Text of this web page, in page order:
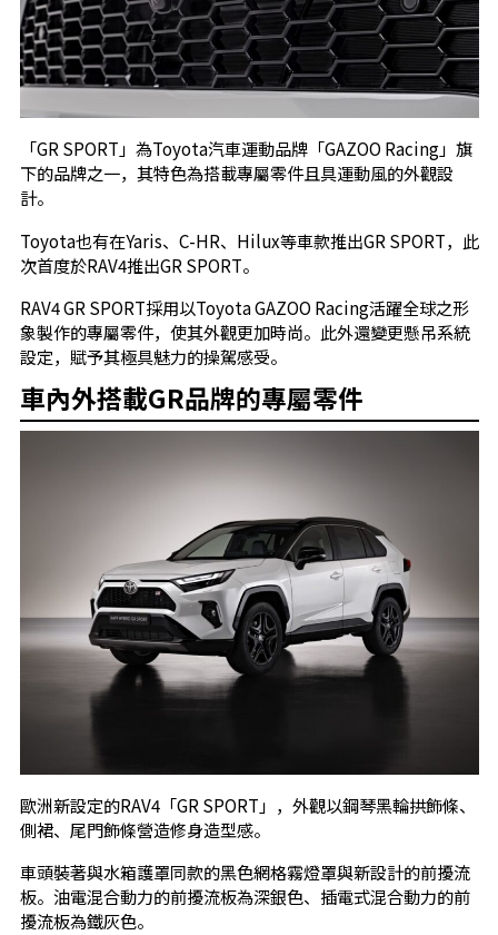
「GR SPORT」為Toyota汽車運動品牌「GAZOO Racing」旗
下的品牌之一，其特色為搭載專屬零件且具運動風的外觀設
計。
Toyota也有在Yaris、C-HR、Hilux等車款推出GR SPORT，此
次首度於RAV4推出GR SPORT。
RAV4 GR SPORT採用以Toyota GAZOO Racing活躍全球之形
象製作的專屬零件，使其外觀更加時尚。此外還變更懸吊系統
設定，賦予其極具魅力的操駕感受。
車內外搭載GR品牌的專屬零件
歐洲新設定的RAV4「GR SPORT」，外觀以鋼琴黑輪拱飾條、
側裙、尾門飾條營造修身造型感。
車頭裝著與水箱護罩同款的黑色網格霧燈罩與新設計的前擾流
板。油電混合動力的前擾流板為深銀色、插電式混合動力的前
擾流板為鐵灰色。